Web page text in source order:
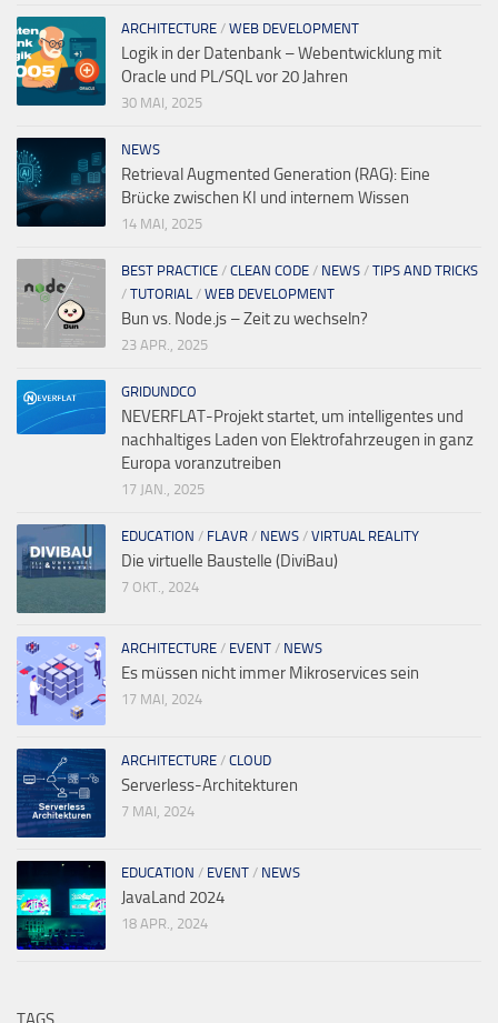
ARCHITECTURE / WEB DEVELOPMENT
Logik in der Datenbank – Webentwicklung mit
Oracle und PL/SQL vor 20 Jahren
30 MAI, 2025
NEWS
Retrieval Augmented Generation (RAG): Eine
Brücke zwischen KI und internem Wissen
14 MAI, 2025
BEST PRACTICE / CLEAN CODE / NEWS / TIPS AND TRICKS
/ TUTORIAL / WEB DEVELOPMENT
Bun vs. Node.js – Zeit zu wechseln?
23 APR., 2025
GRIDUNDCO
NEVERFLAT-Projekt startet, um intelligentes und
nachhaltiges Laden von Elektrofahrzeugen in ganz
Europa voranzutreiben
17 JAN., 2025
EDUCATION / FLAVR / NEWS / VIRTUAL REALITY
Die virtuelle Baustelle (DiviBau)
7 OKT., 2024
ARCHITECTURE / EVENT / NEWS
Es müssen nicht immer Mikroservices sein
17 MAI, 2024
ARCHITECTURE / CLOUD
Serverless-Architekturen
7 MAI, 2024
EDUCATION / EVENT / NEWS
JavaLand 2024
18 APR., 2024